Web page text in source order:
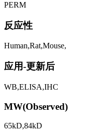
PERM
反应性
Human,Rat,Mouse,
应用-更新后
WB,ELISA,IHC
MW(Observed)
65kD,84kD